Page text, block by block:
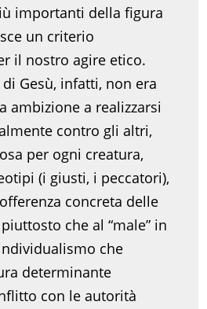
importanti della figura
un criterio
il nostro agire etico.
Gesù, infatti, non era
ambizione a realizzarsi
contro gli altri,
per ogni creatura,
(i giusti, i peccatori),
concreta delle
che al “male” in
che
determinante
con le autorità